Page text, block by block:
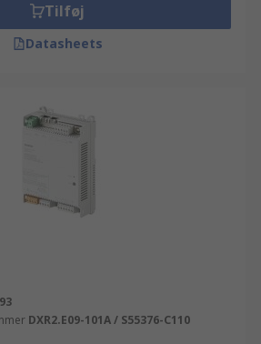
Tilføj
Datasheets
DXR2.E09-101A / S55376-C110